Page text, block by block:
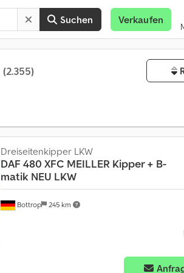
Suchen Verkaufen
(2.355)
Bottrop 245 km
Dreiseitenkipper LKW
DAF 480 XFC MEILLER Kipper + B-
matik NEU LKW
n